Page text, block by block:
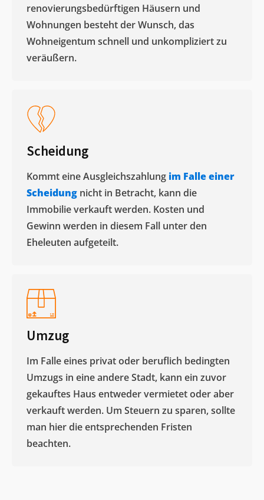
renovierungsbedürftigen Häusern und
Wohnungen besteht der Wunsch, das
Wohneigentum schnell und unkompliziert zu
veräußern. ​
Scheidung
Kommt eine Ausgleichszahlung im Falle einer
Scheidung nicht in Betracht, kann die
Immobilie verkauft werden. Kosten und
Gewinn werden in diesem Fall unter den
Eheleuten aufgeteilt.​
Umzug
Im Falle eines privat oder beruflich bedingten
Umzugs in eine andere Stadt, kann ein zuvor
gekauftes Haus entweder vermietet oder aber
verkauft werden. Um Steuern zu sparen, sollte
man hier die entsprechenden Fristen
beachten.